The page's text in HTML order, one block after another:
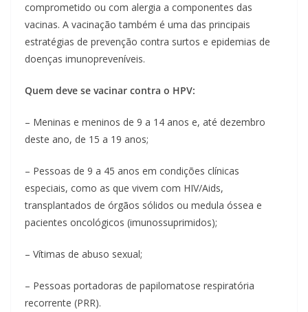
comprometido ou com alergia a componentes das
vacinas. A vacinação também é uma das principais
estratégias de prevenção contra surtos e epidemias de
doenças imunopreveníveis.
Quem deve se vacinar contra o HPV:
– Meninas e meninos de 9 a 14 anos e, até dezembro
deste ano, de 15 a 19 anos;
– Pessoas de 9 a 45 anos em condições clínicas
especiais, como as que vivem com HIV/Aids,
transplantados de órgãos sólidos ou medula óssea e
pacientes oncológicos (imunossuprimidos);
– Vítimas de abuso sexual;
– Pessoas portadoras de papilomatose respiratória
recorrente (PRR).